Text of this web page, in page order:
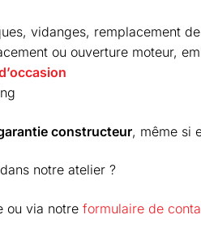
vidanges, remplacement
ou ouverture moteur,
constructeur, même si
notre atelier ?
ou via notre formulaire de